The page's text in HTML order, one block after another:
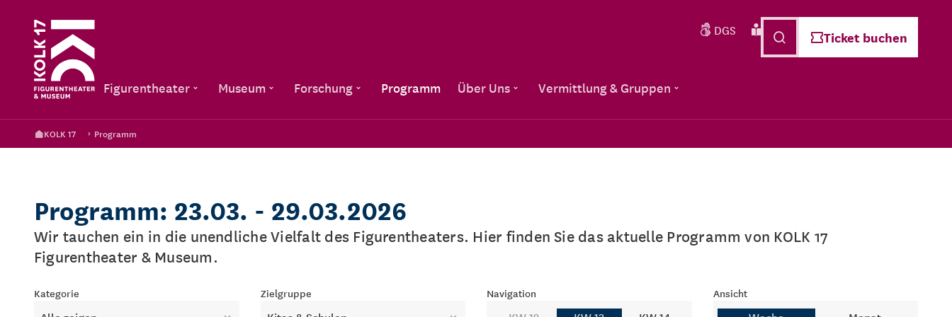
Figurentheater Museum Forschung Programm Über Uns Vermittlung & Gruppen
DGS Leichte Sprache Deutsch
Ticket buchen
KOLK 17 Programm
Programm: 23.03. - 29.03.2026
Wir tauchen ein in die unendliche Vielfalt des Figurentheaters. Hier finden Sie das aktuelle Programm von KOLK 17
Figurentheater & Museum.
Kategorie Zielgruppe Navigation Ansicht